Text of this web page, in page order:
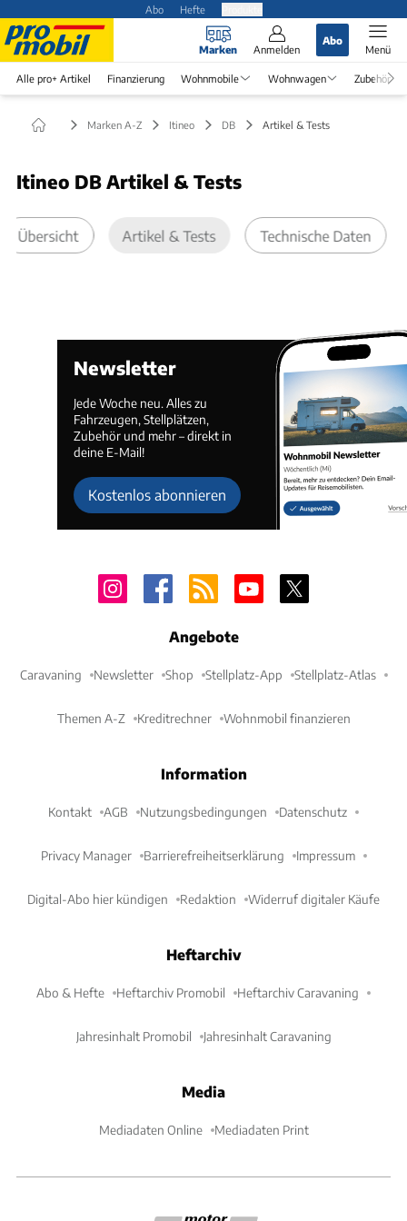
Abo Hefte
Marken Anmelden
Abo
Menü
Alle pro+ Artikel Finanzierung Wohnmobile Wohnwagen Zubehör
Marken A-Z Itineo DB Artikel & Tests
Itineo DB Artikel & Tests
Übersicht Artikel & Tests Technische Daten
Newsletter
Jede Woche neu. Alles zu
Fahrzeugen, Stellplätzen,
Zubehör und mehr – direkt in
deine E-Mail!
Kostenlos abonnieren
Angebote
Caravaning Newsletter Shop Stellplatz-App Stellplatz-Atlas
Themen A-Z Kreditrechner Wohnmobil finanzieren
Information
Kontakt AGB Nutzungsbedingungen Datenschutz
Privacy Manager Barrierefreiheitserklärung Impressum
Digital-Abo hier kündigen Redaktion Widerruf digitaler Käufe
Heftarchiv
Abo & Hefte Heftarchiv Promobil Heftarchiv Caravaning
Jahresinhalt Promobil Jahresinhalt Caravaning
Media
Mediadaten Online Mediadaten Print